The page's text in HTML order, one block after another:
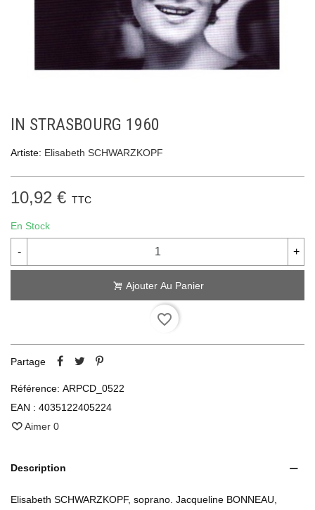
IN STRASBOURG 1960
Artiste: Elisabeth SCHWARZKOPF
10,92 € TTC
En Stock
- +
Ajouter Au Panier
favorite_border
Partage
Référence: ARPCD_0522
EAN : 4035122405224
Aimer 0
Description
Elisabeth SCHWARZKOPF, soprano. Jacqueline BONNEAU,